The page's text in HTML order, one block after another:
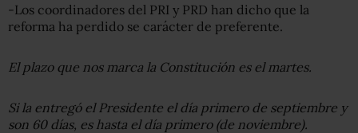
-Los coordinadores del PRI y PRD han dicho que la
reforma ha perdido se carácter de preferente.
El plazo que nos marca la Constitución es el martes.
Si la entregó el Presidente el día primero de septiembre y
son 60 días, es hasta el día primero (de noviembre).